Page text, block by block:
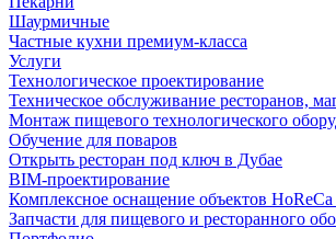
Шаурмичные
Частные кухни премиум-класса
Услуги
Технологическое проектирование
Техническое обслуживание ресторанов,
Монтаж пищевого технологического
Обучение для поваров
Открыть ресторан под ключ в Дубае
BIM-проектирование
Комплексное оснащение объектов
Запчасти для пищевого и ресторанного